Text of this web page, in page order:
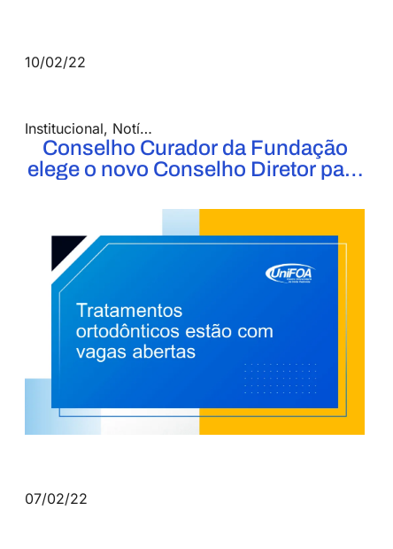
10/02/22
Institucional, Notícias
Conselho Curador da Fundação
elege o novo Conselho Diretor para
de 2026
07/02/22